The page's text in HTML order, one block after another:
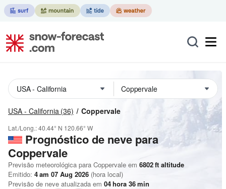
USA - California (36) Coppervale
Lat./Long.:40.44° N 120.66° W
Prognóstico de neve para
Coppervale
Previsão meteorológica para Coppervale em 6802ft altitude
Emitido: 4 am 07 Aug 2026 (hora local)
Previsão de neve atualizada em 04hora 36min